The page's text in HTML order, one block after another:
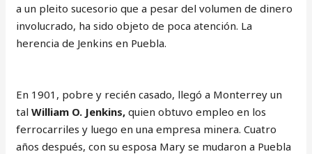
a un pleito sucesorio que a pesar del volumen de dinero
involucrado, ha sido objeto de poca atención. La
herencia de Jenkins en Puebla.
En 1901, pobre y recién casado, llegó a Monterrey un
tal William O. Jenkins, quien obtuvo empleo en los
ferrocarriles y luego en una empresa minera. Cuatro
años después, con su esposa Mary se mudaron a Puebla